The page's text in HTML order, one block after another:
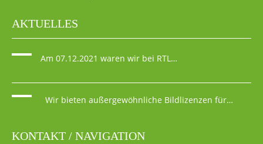
AKTUELLES
Am 07.12.2021 waren wir bei RTL…
Wir bieten außergewöhnliche Bildlizenzen für…
KONTAKT / NAVIGATION